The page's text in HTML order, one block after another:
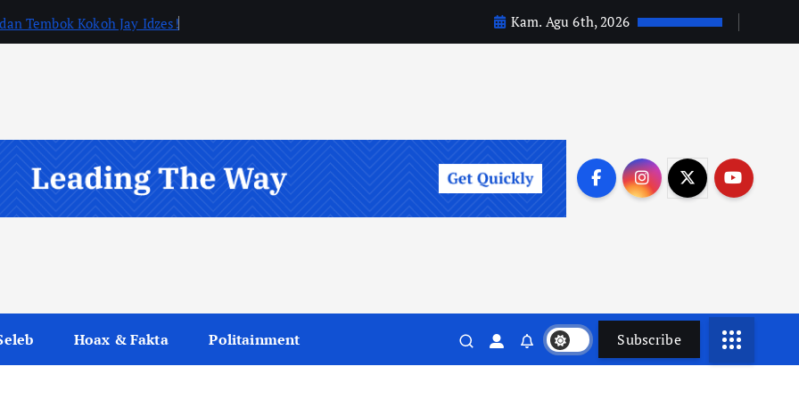
Tembok Kokoh Jay Idzes! Kam. Agu 6th, 2026
Hoax & Fakta Politainment Subscribe